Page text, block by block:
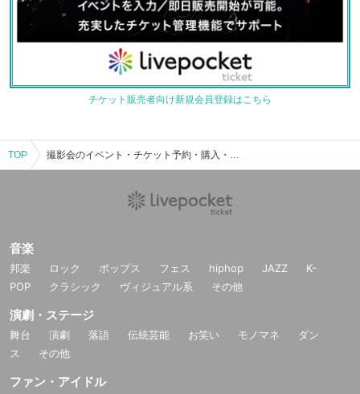
チケット販売者向け新規会員登録はこちら
TOP 撮影会のイベント・チケット予約・購入・販売情報一覧
音楽
邦楽 ロック ポップス フェス hiphop JAZZ
K-
POP
クラシック ヴィジュアル系 その他
演劇・ステージ
舞台 演劇 落語 伝統芸能 お笑い モノマネ
ダン
ス
その他
ファン・アイドル